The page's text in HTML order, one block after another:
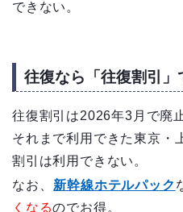
できない。
往復なら「往復割引」
往復割引は2026年3月で廃止
それまで利用できた東京・
割引は利用できない。
なお、 新幹線ホテルパック
くなるのでお得。